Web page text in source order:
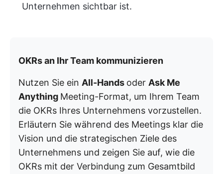
Unternehmen sichtbar ist.
OKRs an Ihr Team kommunizieren
Nutzen Sie ein All-Hands oder Ask Me
Anything Meeting-Format, um Ihrem Team
die OKRs Ihres Unternehmens vorzustellen.
Erläutern Sie während des Meetings klar die
Vision und die strategischen Ziele des
Unternehmens und zeigen Sie auf, wie die
OKRs mit der Verbindung zum Gesamtbild